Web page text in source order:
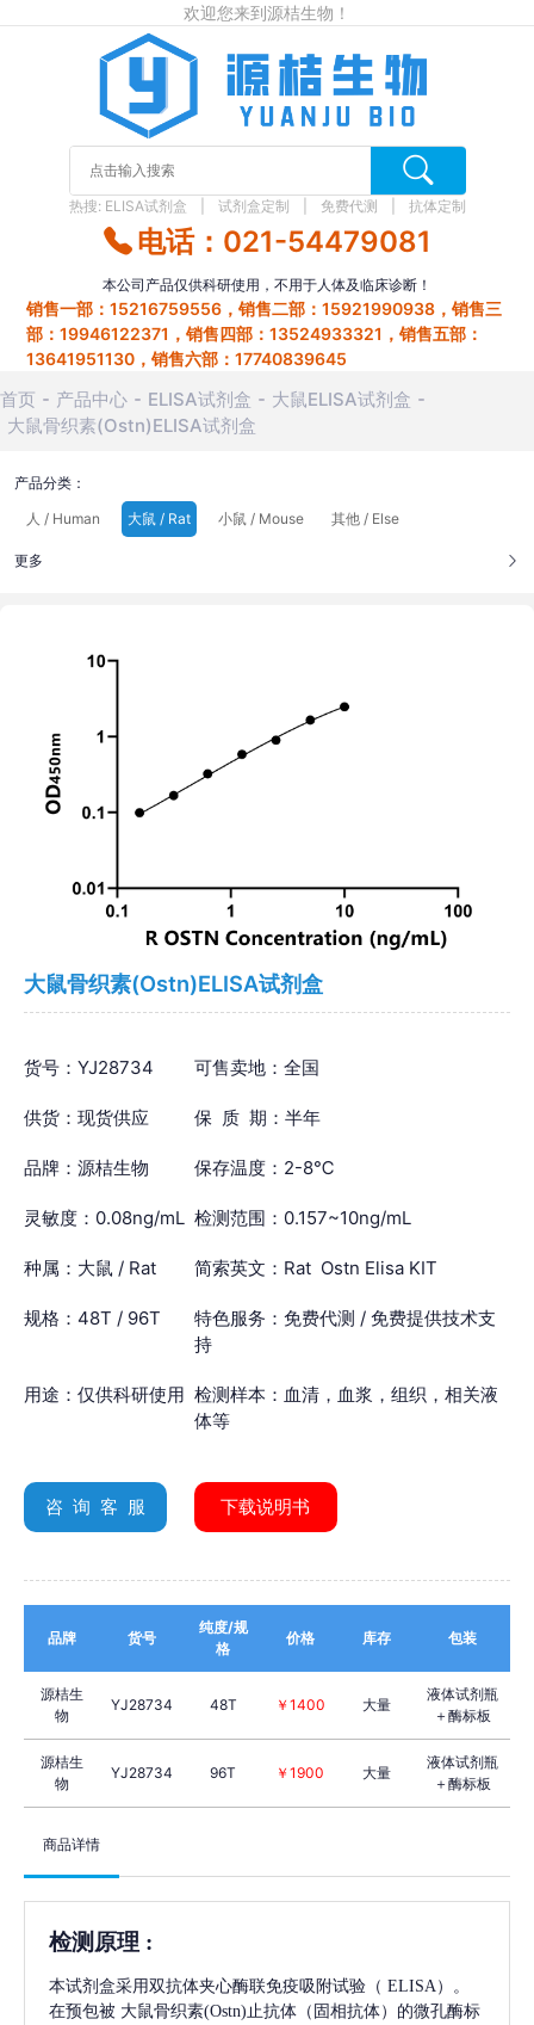
欢迎您来到源桔生物！
热搜: ELISA试剂盒 试剂盒定制 免费代测 抗体定制
电话：021-54479081
本公司产品仅供科研使用，不用于人体及临床诊断！
销售一部：15216759556，销售二部：15921990938，销售三
部：19946122371，销售四部：13524933321，销售五部：
13641951130，销售六部：17740839645
首页 产品中心 ELISA试剂盒
大鼠ELISA试剂盒
大鼠骨织素(Ostn)ELISA试剂盒
产品分类：
人 / Human
大鼠 / Rat 小鼠 / Mouse 其他 / Else
更多
大鼠骨织素(Ostn)ELISA试剂盒
货号：YJ28734 可售卖地：全国
供货：现货供应 保 质 期：半年
品牌：源桔生物 保存温度：2-8℃
灵敏度：0.08ng/mL 检测范围：0.157~10ng/mL
种属：大鼠 / Rat 简索英文：Rat Ostn Elisa KIT
规格：48T / 96T
特色服务：免费代测 / 免费提供技术支
持
用途：仅供科研使用 检测样本：血清，血浆，组织，相关液
体等
咨 询 客 服 下载说明书
品牌 货号
纯度/规
格
价格 库存 包装
源桔生
物
YJ28734 48T ￥1400 大量
液体试剂瓶
＋酶标板
源桔生
物
YJ28734 96T ￥1900 大量
液体试剂瓶
＋酶标板
商品详情
检测原理 :
本试剂盒采用双抗体夹心酶联免疫吸附试验（ ELISA）。
在预包被 大鼠骨织素(Ostn) 止抗体（固相抗体）的微孔酶标